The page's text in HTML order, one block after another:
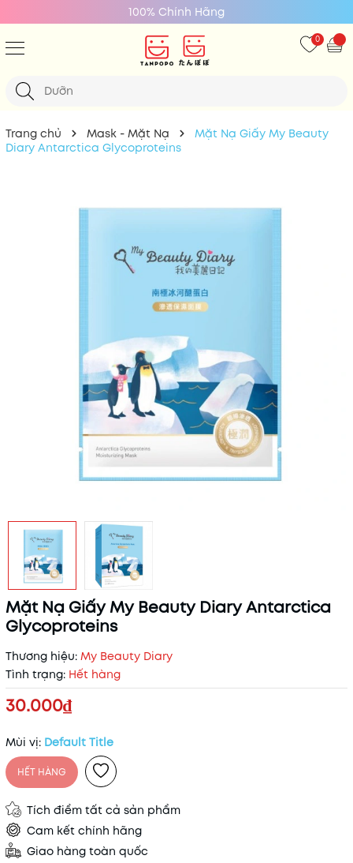
100% Chính Hãng
0
Trang chủ Mask - Mặt Nạ
Mặt Nạ Giấy My Beauty
Diary Antarctica Glycoproteins
Mặt Nạ Giấy My Beauty Diary Antarctica
Glycoproteins
Thương hiệu: My Beauty Diary
Tình trạng: Hết hàng
30.000₫
Mùi vị: Default Title
HẾT HÀNG
Tích điểm tất cả sản phẩm
Cam kết chính hãng
Giao hàng toàn quốc